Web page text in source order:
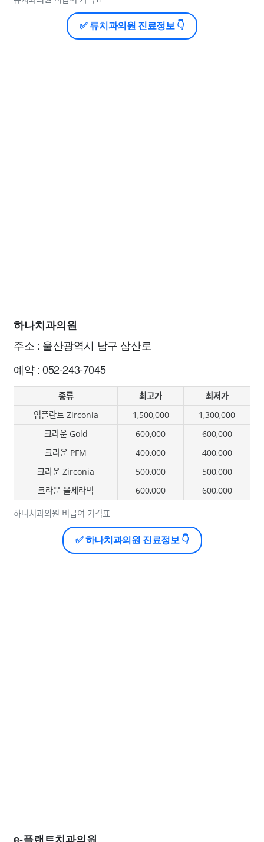
✅ 류치과의원 진료정보 👇
하나치과의원
주소 : 울산광역시 남구 삼산로
예약 : 052-243-7045
하나치과의원 비급여 가격표
종류 최고가
최저가
임플란트 Zirconia
1,500,000
1,300,000
크라운 Gold
600,000
600,000
크라운 PFM
400,000
400,000
크라운 Zirconia
500,000
500,000
크라운 올세라믹
600,000 600,000
✅ 하나치과의원 진료정보 👇
e-플랜트치과의원